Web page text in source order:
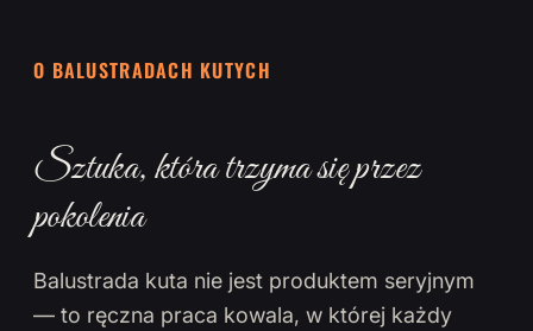
O BALUSTRADACH KUTYCH
Sztuka, która trzyma się przez
pokolenia
Balustrada kuta nie jest produktem seryjnym
— to ręczna praca kowala, w której każdy